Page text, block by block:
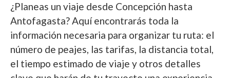
¿Planeas un viaje desde Concepción hasta
Antofagasta? Aquí encontrarás toda la
información necesaria para organizar tu ruta: el
número de peajes, las tarifas, la distancia total,
el tiempo estimado de viaje y otros detalles